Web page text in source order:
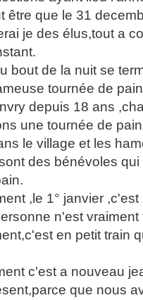
être que le 31
je des élus,tout a
bout de la nuit se
tournée de
depuis 18 ans
une tournée de pain
le village et les
des bénévoles qui
,le 1° janvier ,c'est
n'est vraiment
en petit train
c'est a nouveau
que nous